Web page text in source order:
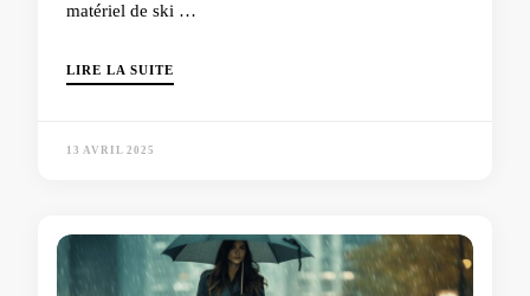
matériel de ski …
LIRE LA SUITE
13 AVRIL 2025